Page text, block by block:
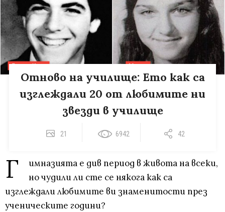
Отново на училище: Ето как са
изглеждали 20 от любимите ни
звезди в училище
21 6942 42
Г
имназията е див период в живота на всеки,
но чудили ли сте се някога как са
изглеждали любимите ви знаменитости през
ученическите години?